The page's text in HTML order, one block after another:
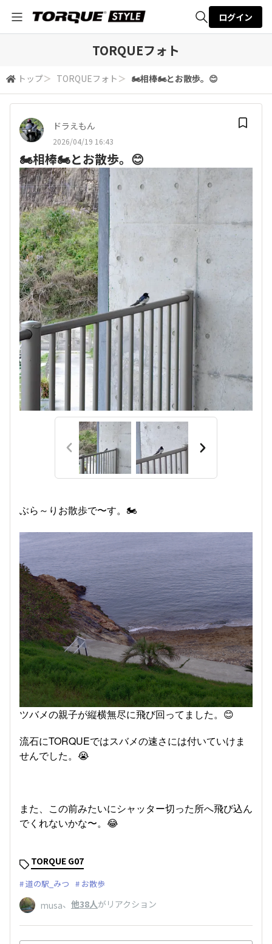
検索
ログイン
TORQUEフォト
トップ＞ TORQUEフォト ＞ 🏍️相棒🏍️とお散歩。😊
ドラえもん
2026/04/19 16:43
🏍️相棒🏍️とお散歩。😊
ぶら～りお散歩で〜す。🏍️
ツバメの親子が縦横無尽に飛び回ってました。😊
流石にTORQUEではスバメの速さには付いていけま
せんでした。😭
また、この前みたいにシャッター切った所へ飛び込ん
でくれないかな〜。😂
TORQUE G07
道の駅_みつ お散歩
musa、 他38人がリアクション